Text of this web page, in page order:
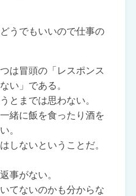
うでもいいので仕事の
は冒頭の「レスポンス
い」である。
とまでは思わない。
緒に飯を食ったり酒を
。
しないということだ。
事がない。
てないのかも分からな